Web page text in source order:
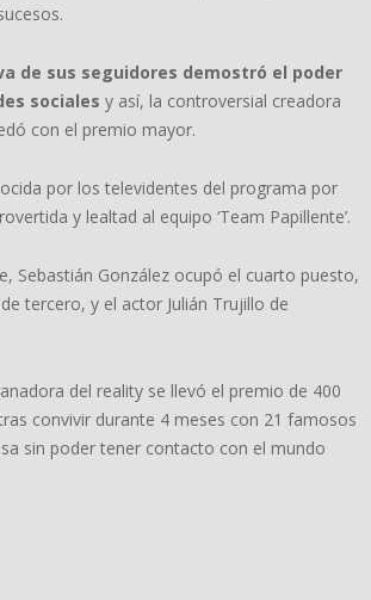
de sus seguidores demostró el poder
sociales y así, la controversial creadora
con el premio mayor.
por los televidentes del programa por
y lealtad al equipo ‘Team Papillente’.
Sebastián González ocupó el cuarto puesto,
tercero, y el actor Julián Trujillo de
del reality se llevó el premio de 400
convivir durante 4 meses con 21 famosos
sin poder tener contacto con el mundo